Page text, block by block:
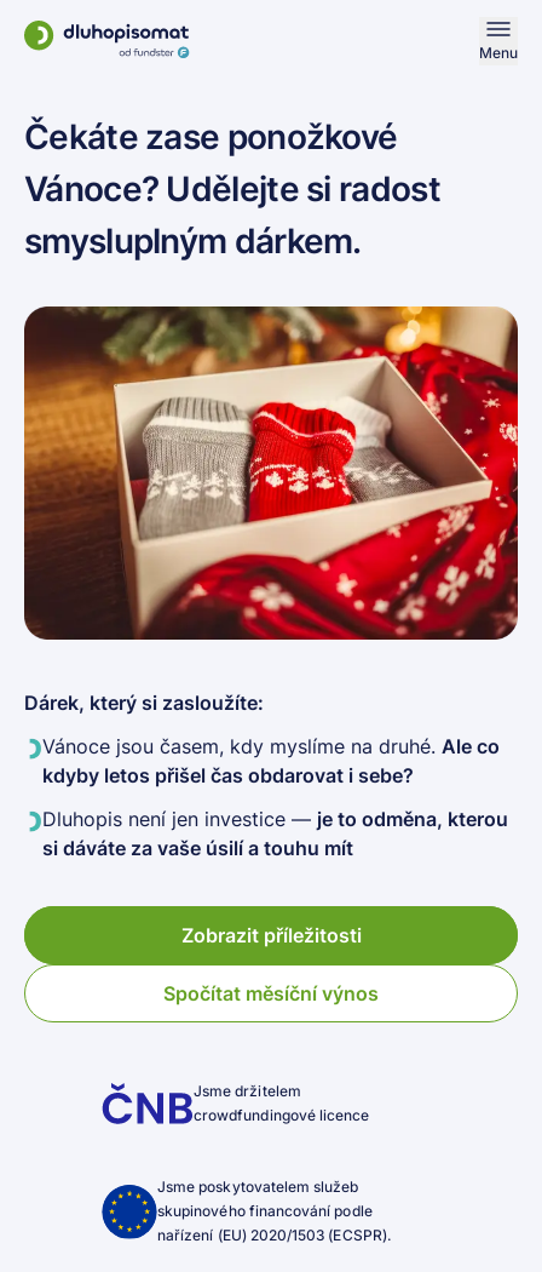
Menu
Čekáte zase ponožkové
Vánoce? Udělejte si radost
smysluplným dárkem.
Dárek, který si zasloužíte:
Vánoce jsou časem, kdy myslíme na druhé. Ale co
kdyby letos přišel čas obdarovat i sebe?
Dluhopis není jen investice — je to odměna, kterou
si dáváte za vaše úsilí a touhu mít
Zobrazit příležitosti
Spočítat měsíční výnos
Jsme držitelem
crowdfundingové licence
Jsme poskytovatelem služeb
skupinového financování podle
nařízení (EU) 2020/1503 (ECSPR).